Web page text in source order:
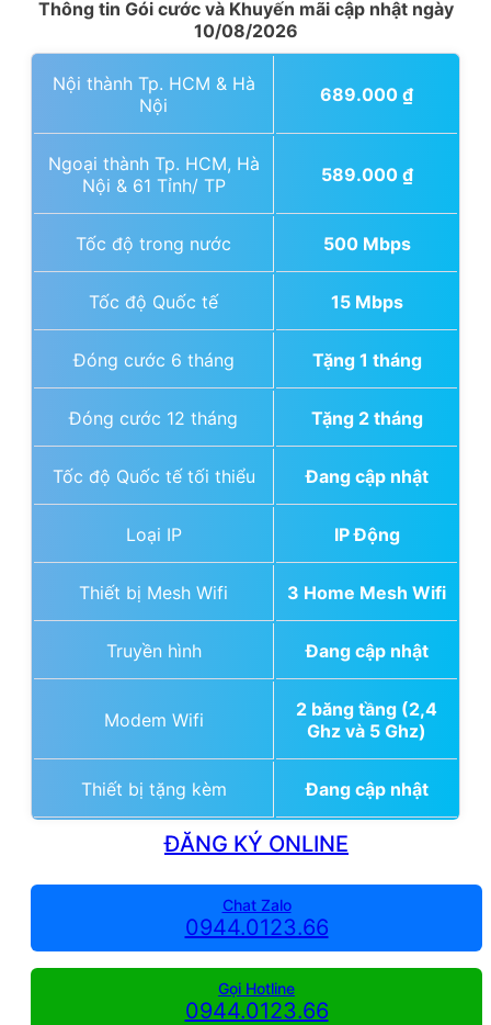
Thông tin Gói cước và Khuyến mãi cập nhật ngày
10/08/2026
Nội thành Tp. HCM & Hà
Nội
689.000 ₫
Ngoại thành Tp. HCM, Hà
Nội & 61 Tỉnh/ TP
589.000 ₫
Tốc độ trong nước 500 Mbps
Tốc độ Quốc tế 15 Mbps
Đóng cước 6 tháng Tặng 1 tháng
Đóng cước 12 tháng Tặng 2 tháng
Tốc độ Quốc tế tối thiểu Đang cập nhật
Loại IP IP Động
Thiết bị Mesh Wifi 3 Home Mesh Wifi
Truyền hình Đang cập nhật
Modem Wifi
2 băng tầng (2,4
Ghz và 5 Ghz)
Thiết bị tặng kèm Đang cập nhật
ĐĂNG KÝ ONLINE
Chat Zalo
0944.0123.66
Gọi Hotline
0944.0123.66